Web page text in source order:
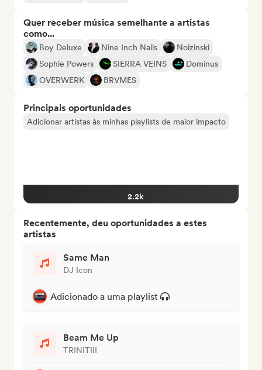
Quer receber música semelhante a artistas
como...
Boy Deluxe Nine Inch Nails
Noizinski
Sophie Powers
SIERRA VEINS
Dominus
OVERWERK
BRVMES
Principais oportunidades
Adicionar artistas às minhas playlists de maior impacto
2.2k
Recentemente, deu oportunidades a estes
artistas
Same Man
DJ Icon
Adicionado a uma playlist
Beam Me Up
TRINITIII